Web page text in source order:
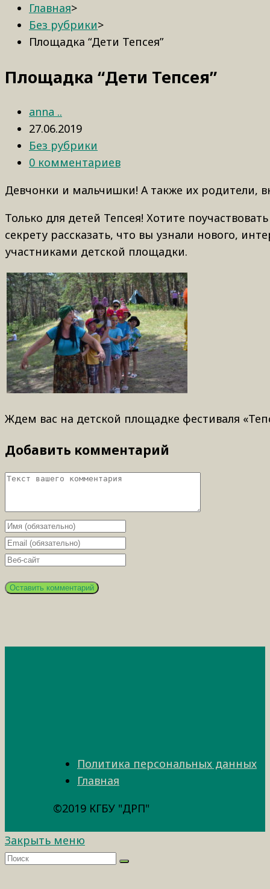
Главная>
Без рубрики>
Площадка “Дети Тепсея”
Площадка “Дети Тепсея”
anna ..
27.06.2019
Без рубрики
0 комментариев
Девчонки и мальчишки! А также их родители,
Только для детей Тепсея! Хотите
секрету рассказать, что вы узнали нового,
участниками детской площадки.
Ждем вас на детской площадке фестиваля
Добавить комментарий
Политика персональных данных
Главная
©2019 КГБУ "ДРП"
Закрыть меню